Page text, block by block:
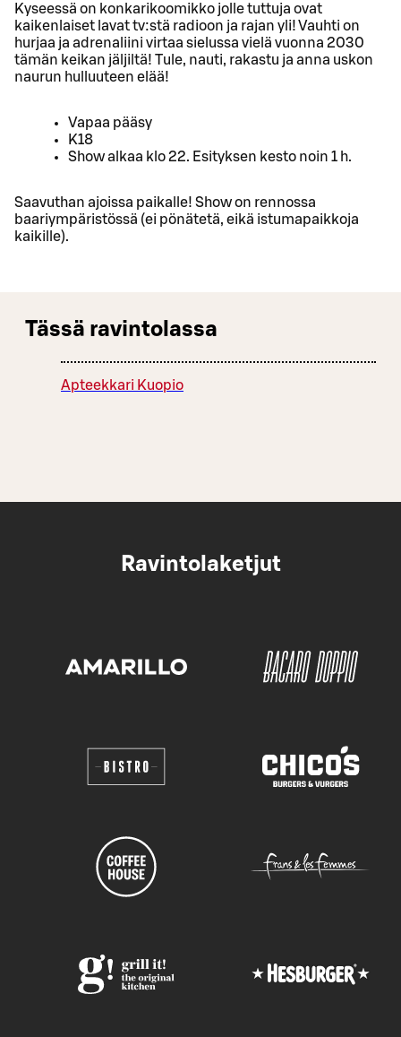
Kyseessä on konkarikoomikko jolle tuttuja ovat
kaikenlaiset lavat tv:stä radioon ja rajan yli! Vauhti on
hurjaa ja adrenaliini virtaa sielussa vielä vuonna 2030
tämän keikan jäljiltä! Tule, nauti, rakastu ja anna uskon
naurun hulluuteen elää!
Vapaa pääsy
K18
Show alkaa klo 22. Esityksen kesto noin 1 h.
Saavuthan ajoissa paikalle! Show on rennossa
baariympäristössä (ei pönätetä, eikä istumapaikkoja
kaikille).
Tässä ravintolassa
Apteekkari Kuopio
Ravintolaketjut